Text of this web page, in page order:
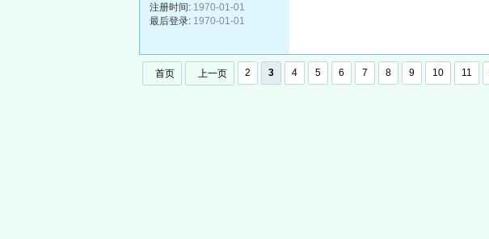
注册时间: 1970-01-01
最后登录: 1970-01-01
首页 上一页 2 3 4 5 6 7 8 9 10 11